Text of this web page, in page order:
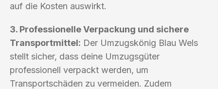
auf die Kosten auswirkt.
3. Professionelle Verpackung und sichere
Transportmittel: Der Umzugskönig Blau Wels
stellt sicher, dass deine Umzugsgüter
professionell verpackt werden, um
Transportschäden zu vermeiden. Zudem